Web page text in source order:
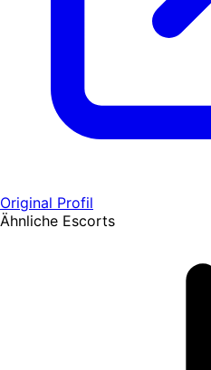
Original Profil
Ähnliche Escorts